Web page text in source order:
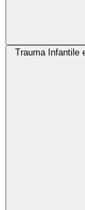
Trauma Infantile